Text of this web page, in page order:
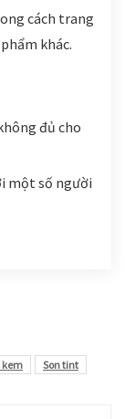
cách trang
khác.
đủ cho
một số người
kem Son tint